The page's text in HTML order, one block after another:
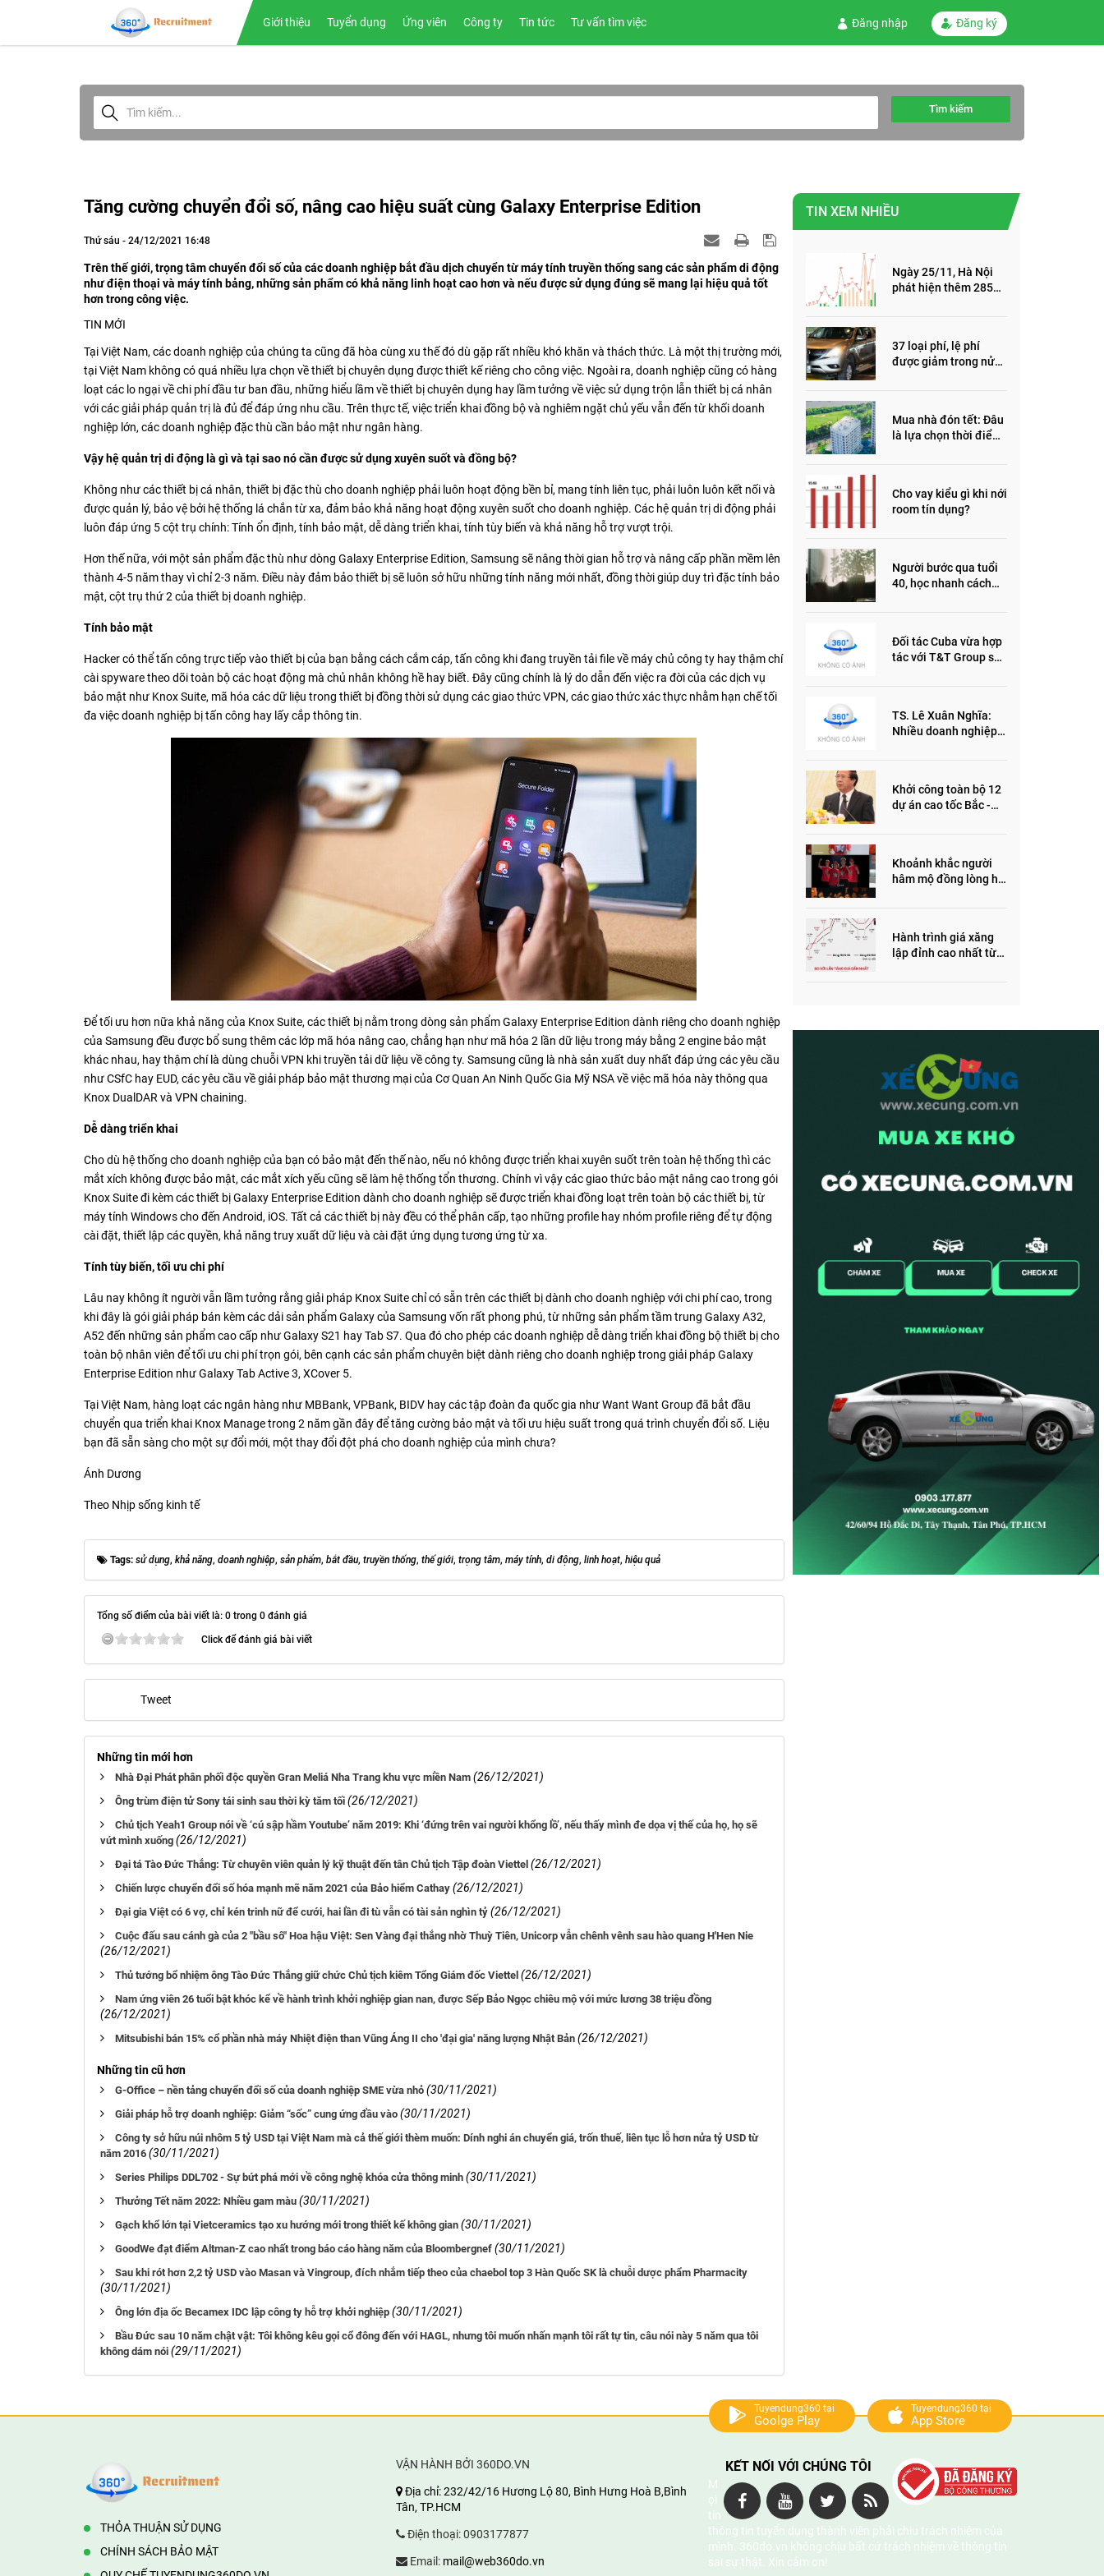
Giới thiệu Tuyển dụng Ứng viên Công ty Tin tức Tư vấn tìm việc Đăng nhập Đăng ký
Tìm kiếm
Tăng cường chuyển đổi số, nâng cao hiệu suất cùng Galaxy Enterprise Edition
Thứ sáu - 24/12/2021 16:48
Trên thế giới, trọng tâm chuyển đổi số của các doanh nghiệp bắt đầu dịch chuyển từ máy tính truyền thống sang các sản phẩm di động
như điện thoại và máy tính bảng, những sản phẩm có khả năng linh hoạt cao hơn và nếu được sử dụng đúng sẽ mang lại hiệu quả tốt
hơn trong công việc.
TIN MỚI
Tại Việt Nam, các doanh nghiệp của chúng ta cũng đã hòa cùng xu thế đó dù gặp rất nhiều khó khăn và thách thức. Là một thị trường mới,
tại Việt Nam không có quá nhiều lựa chọn về thiết bị chuyên dụng được thiết kế riêng cho công việc. Ngoài ra, doanh nghiệp cũng có hàng
loạt các lo ngại về chi phí đầu tư ban đầu, những hiểu lầm về thiết bị chuyên dụng hay lầm tưởng về việc sử dụng trộn lẫn thiết bị cá nhân
với các giải pháp quản trị là đủ để đáp ứng nhu cầu. Trên thực tế, việc triển khai đồng bộ và nghiêm ngặt chủ yếu vẫn đến từ khối doanh
nghiệp lớn, các doanh nghiệp đặc thù cần bảo mật như ngân hàng.
Vậy hệ quản trị di động là gì và tại sao nó cần được sử dụng xuyên suốt và đồng bộ?
Không như các thiết bị cá nhân, thiết bị đặc thù cho doanh nghiệp phải luôn hoạt động bền bỉ, mang tính liên tục, phải luôn luôn kết nối và
được quản lý, bảo vệ bởi hệ thống lá chắn từ xa, đảm bảo khả năng hoạt động xuyên suốt cho doanh nghiệp. Các hệ quản trị di động phải
luôn đáp ứng 5 cột trụ chính: Tính ổn định, tính bảo mật, dễ dàng triển khai, tính tùy biến và khả năng hỗ trợ vượt trội.
Hơn thế nữa, với một sản phẩm đặc thù như dòng Galaxy Enterprise Edition, Samsung sẽ nâng thời gian hỗ trợ và nâng cấp phần mềm lên
thành 4-5 năm thay vì chỉ 2-3 năm. Điều này đảm bảo thiết bị sẽ luôn sở hữu những tính năng mới nhất, đồng thời giúp duy trì đặc tính bảo
mật, cột trụ thứ 2 của thiết bị doanh nghiệp.
Tính bảo mật
Hacker có thể tấn công trực tiếp vào thiết bị của bạn bằng cách cắm cáp, tấn công khi đang truyền tải file về máy chủ công ty hay thậm chí
cài spyware theo dõi toàn bộ các hoạt động mà chủ nhân không hề hay biết. Đây cũng chính là lý do dẫn đến việc ra đời của các dịch vụ
bảo mật như Knox Suite, mã hóa các dữ liệu trong thiết bị đồng thời sử dụng các giao thức VPN, các giao thức xác thực nhằm hạn chế tối
đa việc doanh nghiệp bị tấn công hay lấy cắp thông tin.
Để tối ưu hơn nữa khả năng của Knox Suite, các thiết bị nằm trong dòng sản phẩm Galaxy Enterprise Edition dành riêng cho doanh nghiệp
của Samsung đều được bổ sung thêm các lớp mã hóa nâng cao, chẳng hạn như mã hóa 2 lần dữ liệu trong máy bằng 2 engine bảo mật
khác nhau, hay thậm chí là dùng chuỗi VPN khi truyền tải dữ liệu về công ty. Samsung cũng là nhà sản xuất duy nhất đáp ứng các yêu cầu
như CSfC hay EUD, các yêu cầu về giải pháp bảo mật thương mại của Cơ Quan An Ninh Quốc Gia Mỹ NSA về việc mã hóa này thông qua
Knox DualDAR và VPN chaining.
Dễ dàng triển khai
Cho dù hệ thống cho doanh nghiệp của bạn có bảo mật đến thế nào, nếu nó không được triển khai xuyên suốt trên toàn hệ thống thì các
mắt xích không được bảo mật, các mắt xích yếu cũng sẽ làm hệ thống tổn thương. Chính vì vậy các giao thức bảo mật nâng cao trong gói
Knox Suite đi kèm các thiết bị Galaxy Enterprise Edition dành cho doanh nghiệp sẽ được triển khai đồng loạt trên toàn bộ các thiết bị, từ
máy tính Windows cho đến Android, iOS. Tất cả các thiết bị này đều có thể phân cấp, tạo những profile hay nhóm profile riêng để tự động
cài đặt, thiết lập các quyền, khả năng truy xuất dữ liệu và cài đặt ứng dụng tương ứng từ xa.
Tính tùy biến, tối ưu chi phí
Lâu nay không ít người vẫn lầm tưởng rằng giải pháp Knox Suite chỉ có sẵn trên các thiết bị dành cho doanh nghiệp với chi phí cao, trong
khi đây là gói giải pháp bán kèm các dải sản phẩm Galaxy của Samsung vốn rất phong phú, từ những sản phẩm tầm trung Galaxy A32,
A52 đến những sản phẩm cao cấp như Galaxy S21 hay Tab S7. Qua đó cho phép các doanh nghiệp dễ dàng triển khai đồng bộ thiết bị cho
toàn bộ nhân viên để tối ưu chi phí trọn gói, bên cạnh các sản phẩm chuyên biệt dành riêng cho doanh nghiệp trong giải pháp Galaxy
Enterprise Edition như Galaxy Tab Active 3, XCover 5.
Tại Việt Nam, hàng loạt các ngân hàng như MBBank, VPBank, BIDV hay các tập đoàn đa quốc gia như Want Want Group đã bắt đầu
chuyển qua triển khai Knox Manage trong 2 năm gần đây để tăng cường bảo mật và tối ưu hiệu suất trong quá trình chuyển đổi số. Liệu
bạn đã sẵn sàng cho một sự đổi mới, một thay đổi đột phá cho doanh nghiệp của mình chưa?
Ánh Dương
Theo Nhịp sống kinh tế
Tags: sử dụng, khả năng, doanh nghiệp, sản phẩm, bắt đầu, truyền thống, thế giới, trọng tâm, máy tính, di động, linh hoạt, hiệu quả
Tổng số điểm của bài viết là: 0 trong 0 đánh giá
Click để đánh giá bài viết
Tweet
Những tin mới hơn
Nhà Đại Phát phân phối độc quyền Gran Meliá Nha Trang khu vực miền Nam (26/12/2021)
Ông trùm điện tử Sony tái sinh sau thời kỳ tăm tối (26/12/2021)
Chủ tịch Yeah1 Group nói về ‘cú sập hầm Youtube’ năm 2019: Khi ‘đứng trên vai người khổng lồ’, nếu thấy mình đe dọa vị thế của họ, họ sẽ
vứt mình xuống (26/12/2021)
Đại tá Tào Đức Thắng: Từ chuyên viên quản lý kỹ thuật đến tân Chủ tịch Tập đoàn Viettel (26/12/2021)
Chiến lược chuyển đổi số hóa mạnh mẽ năm 2021 của Bảo hiểm Cathay (26/12/2021)
Đại gia Việt có 6 vợ, chỉ kén trinh nữ để cưới, hai lần đi tù vẫn có tài sản nghìn tỷ (26/12/2021)
Cuộc đấu sau cánh gà của 2 "bầu sô" Hoa hậu Việt: Sen Vàng đại thắng nhờ Thuỳ Tiên, Unicorp vẫn chênh vênh sau hào quang H'Hen Nie
(26/12/2021)
Thủ tướng bổ nhiệm ông Tào Đức Thắng giữ chức Chủ tịch kiêm Tổng Giám đốc Viettel (26/12/2021)
Nam ứng viên 26 tuổi bật khóc kể về hành trình khởi nghiệp gian nan, được Sếp Bảo Ngọc chiêu mộ với mức lương 38 triệu đồng
(26/12/2021)
Mitsubishi bán 15% cổ phần nhà máy Nhiệt điện than Vũng Áng II cho 'đại gia' năng lượng Nhật Bản (26/12/2021)
Những tin cũ hơn
G-Office – nền tảng chuyển đổi số của doanh nghiệp SME vừa nhỏ (30/11/2021)
Giải pháp hỗ trợ doanh nghiệp: Giảm “sốc” cung ứng đầu vào (30/11/2021)
Công ty sở hữu núi nhôm 5 tỷ USD tại Việt Nam mà cả thế giới thèm muốn: Dính nghi án chuyển giá, trốn thuế, liên tục lỗ hơn nửa tỷ USD từ
năm 2016 (30/11/2021)
Series Philips DDL702 - Sự bứt phá mới về công nghệ khóa cửa thông minh (30/11/2021)
Thưởng Tết năm 2022: Nhiều gam màu (30/11/2021)
Gạch khổ lớn tại Vietceramics tạo xu hướng mới trong thiết kế không gian (30/11/2021)
GoodWe đạt điểm Altman-Z cao nhất trong báo cáo hàng năm của Bloombergnef (30/11/2021)
Sau khi rót hơn 2,2 tỷ USD vào Masan và Vingroup, đích nhắm tiếp theo của chaebol top 3 Hàn Quốc SK là chuỗi dược phẩm Pharmacity
(30/11/2021)
Ông lớn địa ốc Becamex IDC lập công ty hỗ trợ khởi nghiệp (30/11/2021)
Bầu Đức sau 10 năm chật vật: Tôi không kêu gọi cổ đông đến với HAGL, nhưng tôi muốn nhấn mạnh tôi rất tự tin, câu nói này 5 năm qua tôi
không dám nói (29/11/2021)
TIN XEM NHIỀU
Ngày 25/11, Hà Nội
phát hiện thêm 285
37 loại phí, lệ phí
được giảm trong nửa
Mua nhà đón tết: Đâu
là lựa chọn thời điểm
Cho vay kiểu gì khi nới
room tín dụng?
Người bước qua tuổi
40, học nhanh cách
Đối tác Cuba vừa hợp
tác với T&T Group sản
TS. Lê Xuân Nghĩa:
Nhiều doanh nghiệp
Khởi công toàn bộ 12
dự án cao tốc Bắc -
Khoảnh khắc người
hâm mộ đồng lòng hô
Hành trình giá xăng
lập đỉnh cao nhất từ
Tuyendung360 tại
Goolge Play
Tuyendung360 tại
App Store
THỎA THUẬN SỬ DỤNG
CHÍNH SÁCH BẢO MẬT
VẬN HÀNH BỞI 360DO.VN
Địa chỉ:232/42/16 Hương Lộ 80, Bình Hưng Hoà B,Bình
Tân, TP.HCM
Điện thoại:0903177877
Email: mail@web360do.vn
KẾT NỐI VỚI CHÚNG TÔI
M
ọi
tin
thông tin tuyển dụng thành viên phải chịu trách nhiệm của
mình. 360do.vn không chịu bất cứ trách nhiệm về thông tin
sai sự thật. Xin cảm ơn!